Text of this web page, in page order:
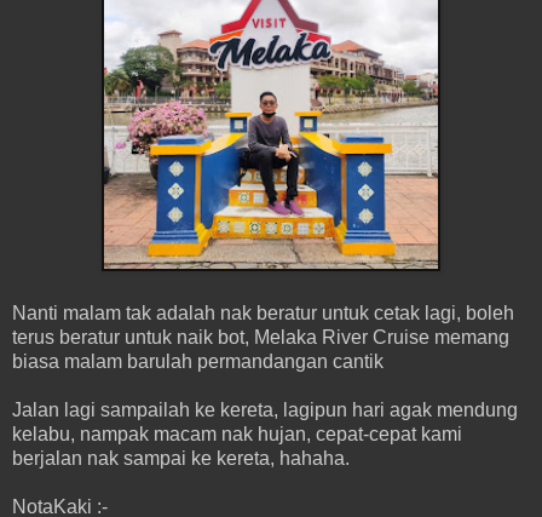
Nanti malam tak adalah nak beratur untuk cetak lagi, boleh
terus beratur untuk naik bot, Melaka River Cruise memang
biasa malam barulah permandangan cantik
Jalan lagi sampailah ke kereta, lagipun hari agak mendung
kelabu, nampak macam nak hujan, cepat-cepat kami
berjalan nak sampai ke kereta, hahaha.
NotaKaki :-